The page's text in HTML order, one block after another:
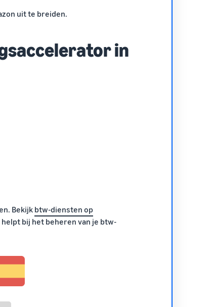
uit te breiden.
in
Bekijk btw-diensten op
bij het beheren van je btw-